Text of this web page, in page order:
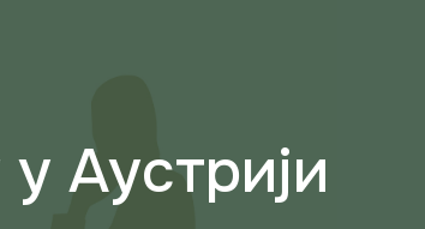
Аустрији